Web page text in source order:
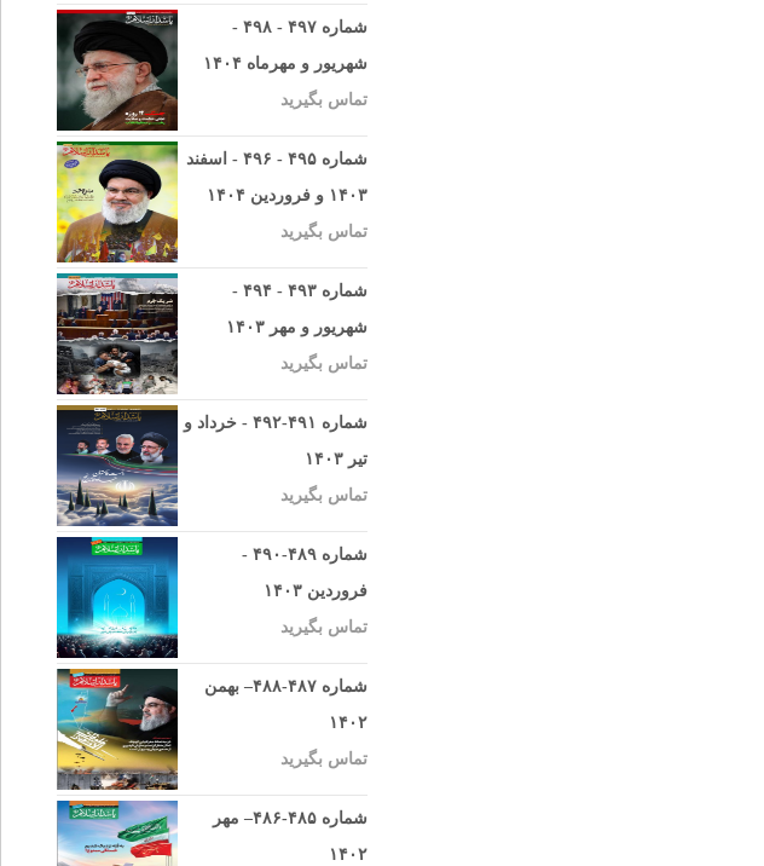
شماره ۴۹۷ - ۴۹۸ -
شهریور و مهرماه ۱۴۰۴
تماس بگیرید
شماره ۴۹۵ - ۴۹۶ - اسفند
۱۴۰۳ و فروردین ۱۴۰۴
تماس بگیرید
شماره ۴۹۳ - ۴۹۴ -
شهریور و مهر ۱۴۰۳
تماس بگیرید
شماره ۴۹۱-۴۹۲ - خرداد و
تیر ۱۴۰۳
تماس بگیرید
شماره ۴۸۹-۴۹۰ -
فروردین ۱۴۰۳
تماس بگیرید
شماره ۴۸۷-۴۸۸– بهمن
۱۴۰۲
تماس بگیرید
شماره ۴۸۵-۴۸۶– مهر
۱۴۰۲